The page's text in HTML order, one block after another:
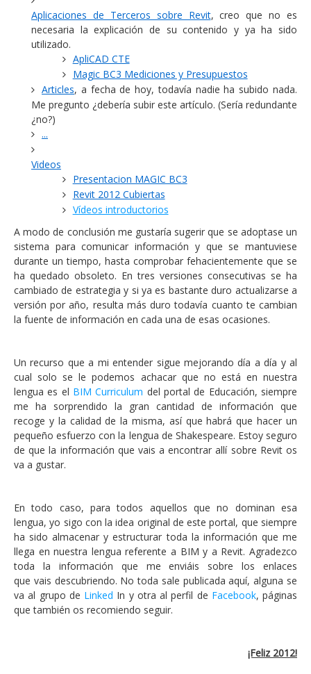
Aplicaciones de Terceros sobre Revit, creo que no es
necesaria la explicación de su contenido y ya ha sido
utilizado.
ApliCAD CTE
Magic BC3 Mediciones y Presupuestos
Articles, a fecha de hoy, todavía nadie ha subido nada.
Me pregunto ¿debería subir este artículo. (Sería redundante
¿no?)
...
Videos
Presentacion MAGIC BC3
Revit 2012 Cubiertas
Vídeos introductorios
A modo de conclusión me gustaría sugerir que se adoptase un
sistema para comunicar información y que se mantuviese
durante un tiempo, hasta comprobar fehacientemente que se
ha quedado obsoleto. En tres versiones consecutivas se ha
cambiado de estrategia y si ya es bastante duro actualizarse a
versión por año, resulta más duro todavía cuanto te cambian
la fuente de información en cada una de esas ocasiones.
Un recurso que a mi entender sigue mejorando día a día y al
cual solo se le podemos achacar que no está en nuestra
lengua es el BIM Curriculum del portal de Educación, siempre
me ha sorprendido la gran cantidad de información que
recoge y la calidad de la misma, así que habrá que hacer un
pequeño esfuerzo con la lengua de Shakespeare. Estoy seguro
de que la información que vais a encontrar allí sobre Revit os
va a gustar.
En todo caso, para todos aquellos que no dominan esa
lengua, yo sigo con la idea original de este portal, que siempre
ha sido almacenar y estructurar toda la información que me
llega en nuestra lengua referente a BIM y a Revit. Agradezco
toda la información que me enviáis sobre los enlaces
que vais descubriendo. No toda sale publicada aquí, alguna se
va al grupo de Linked In y otra al perfil de Facebook, páginas
que también os recomiendo seguir.
¡Feliz 2012!